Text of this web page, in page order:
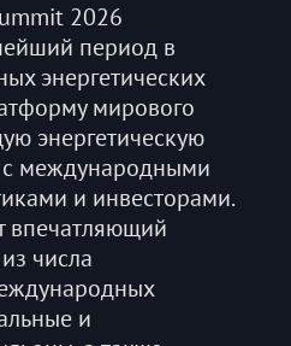
2026
период в
энергетических
мирового
энергетическую
с международными
и инвесторами.
впечатляющий
числа
и